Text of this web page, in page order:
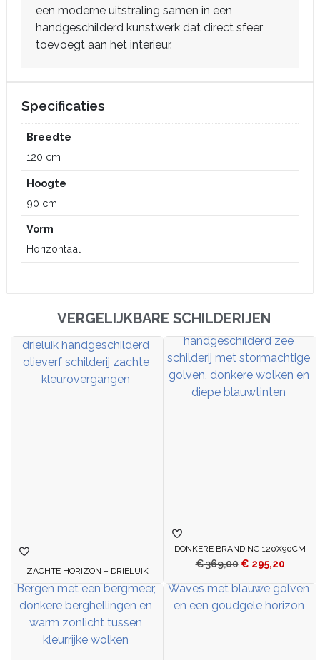
een moderne uitstraling samen in een
handgeschilderd kunstwerk dat direct sfeer
toevoegt aan het interieur.
Specificaties
Breedte
120 cm
Hoogte
90 cm
Vorm
Horizontaal
VERGELIJKBARE SCHILDERIJEN
ZACHTE HORIZON – DRIELUIK
DONKERE BRANDING 120X90CM
€369,00 € 295,20